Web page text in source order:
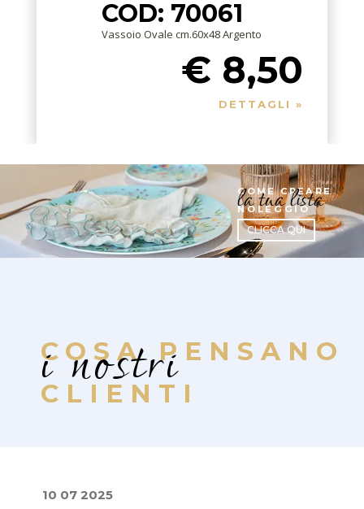
COD: 70061
Vassoio Ovale cm.60x48 Argento
€ 8,50
DETTAGLI »
COME CREARE
la tua lista
NOLEGGIO
CLICCA QUI
COSA PENSANO
i nostri
CLIENTI
10 07 2025